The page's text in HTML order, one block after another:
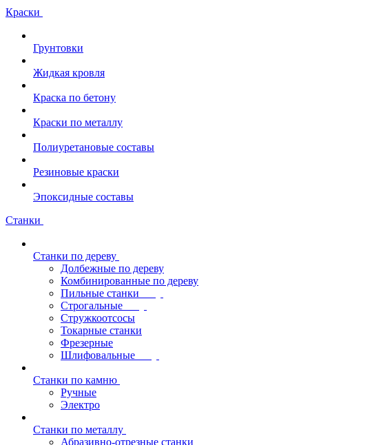
Краски
Грунтовки
Жидкая кровля
Краска по бетону
Краски по металлу
Полиуретановые составы
Резиновые краски
Эпоксидные составы
Станки
Станки по дереву
Долбежные по дереву
Комбинированные по дереву
Пильные станки
Строгальные
Стружкоотсосы
Токарные станки
Фрезерные
Шлифовальные
Станки по камню
Ручные
Электро
Станки по металлу
Абразивно-отрезные станки